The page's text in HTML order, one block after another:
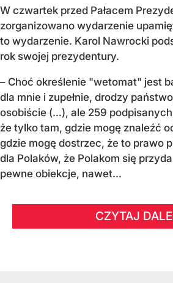
W czwartek przed Pałacem
zorganizowano wydarzenie
to wydarzenie. Karol Nawrocki
rok swojej prezydentury.
– Choć określenie "wetomat" jest
dla mnie i zupełnie, drodzy
osobiście (…), ale 259
że tylko tam, gdzie mogę znaleźć
gdzie mogę dostrzec, że to prawo
dla Polaków, że Polakom się
pewne obiekcje, nawet...
CZYTAJ